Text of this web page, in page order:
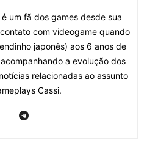
um fã dos games desde sua
com videogame quando
japonês) aos 6 anos de
a evolução dos
relacionadas ao assunto
Cassi.